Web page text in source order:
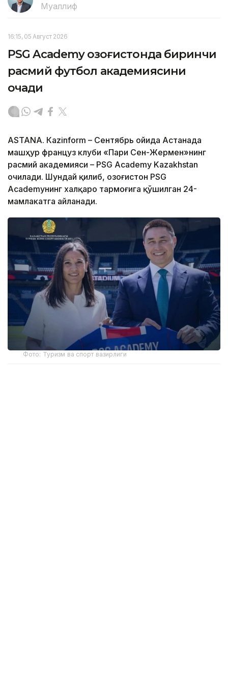
Муаллиф
16:15, 05 Август 2026
PSG Academy Қозоғистонда биринчи
расмий футбол академиясини
очади
ASTANА. Кazinform – Сентябрь ойида Астанада
машҳур француз клуби «Пари Сен-Жермен»нинг
расмий академияси – PSG Academy Kazakhstan
очилади. Шундай қилиб, Қозоғистон PSG
Academyнинг халқаро тармоғига қўшилган 24-
мамлакатга айланади.
Фото: Туризм ва спорт вазирлиги